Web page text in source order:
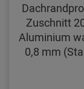
Zuschnitt
Aluminium
0,8 mm